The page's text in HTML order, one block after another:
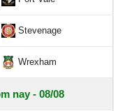
Stevenage
Wrexham
nay - 08/08